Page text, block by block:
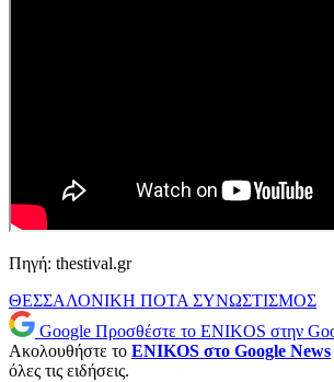
Πηγή: thestival.gr
ΘΕΣΣΑΛΟΝΙΚΗ ΠΟΤΑ ΣΥΝΩΣΤΙΣΜΟΣ
Google Προσθέστε το ENIKOS στην
Ακολουθήστε το ENIKOS στο Google News
όλες τις ειδήσεις.